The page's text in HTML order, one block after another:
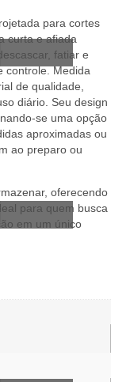
Organização
para cortes
curta e afiada
fatiar e
controle. Medida
de qualidade,
diário. Seu design
se uma opção
aproximadas ou
ao preparo ou
oferecendo
para quem busca
em um único